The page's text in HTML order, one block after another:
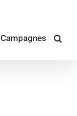
Campagnes